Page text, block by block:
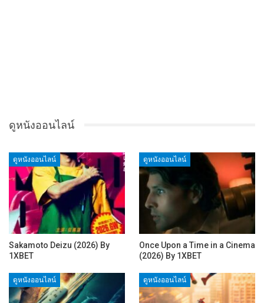
ดูหนังออนไลน์
ดูหนังออนไลน์
Sakamoto Deizu (2026) By
1XBET
ดูหนังออนไลน์
Once Upon a Time in a Cinema
(2026) By 1XBET
ดูหนังออนไลน์ ดูหนังออนไลน์